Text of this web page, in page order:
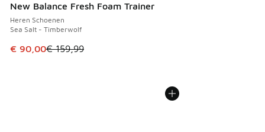
New Balance Fresh Foam Trainer
Heren Schoenen
Sea Salt - Timberwolf
Dit artikel is in de uitverkoop. Dit artikel is in de
€ 90,00€ 159,99